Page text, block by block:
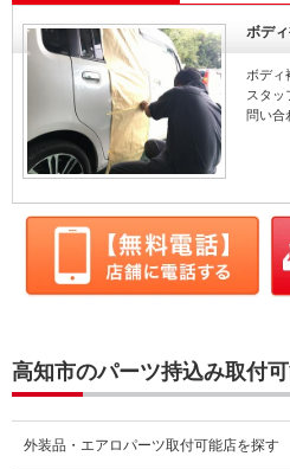
ボデ
ボディ
スタッ
問い合
高知市のパーツ持込み取付
外装品・エアロパーツ取付可能店を探す